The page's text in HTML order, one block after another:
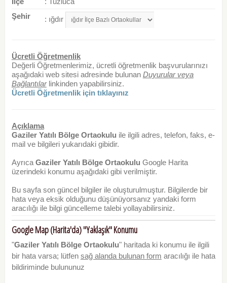
Şehir
: ığdır
Ücretli Öğretmenlik
Değerli Öğretmenlerimiz, ücretli öğretmenlik başvurularınızı
aşağıdaki web sitesi adresinde bulunan Duyurular veya
Bağlantılarlinkinden yapabilirsiniz.
Ücretli Öğretmenlik için tıklayınız
Açıklama
Gaziler Yatılı Bölge Ortaokulu ile ilgili adres, telefon, faks, e-
mail ve bilgileri yukarıdaki gibidir.
AyrıcaGaziler Yatılı Bölge Ortaokulu Google Harita
üzerindeki konumu aşağıdaki gibi verilmiştir.
Bu sayfa son güncel bilgiler ile oluşturulmuştur. Bilgilerde bir
hata veya eksik olduğunu düşünüyorsanız yandaki form
aracılığı ile bilgi güncelleme talebi yollayabilirsiniz.
Google Map (Harita'da) "Yaklaşık" Konumu
"Gaziler Yatılı Bölge Ortaokulu" haritada ki konumu ile ilgili
bir hata varsa; lütfen sağ alanda bulunan form aracılığı ile hata
bildiriminde bulununuz